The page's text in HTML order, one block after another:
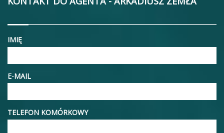
IMIĘ
E-MAIL
TELEFON KOMÓRKOWY